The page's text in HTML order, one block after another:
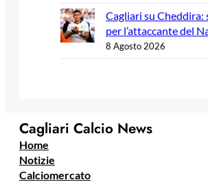
Cagliari su Cheddira:
per l’attaccante del
8 Agosto 2026
Cagliari Calcio News
Home
Notizie
Calciomercato